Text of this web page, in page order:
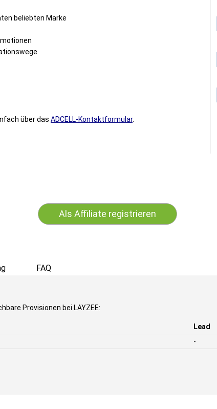
beliebten Marke
über das ADCELL-Kontaktformular.
Als Affiliate registrieren
FAQ
Provisionen bei LAYZEE:
Lead
-